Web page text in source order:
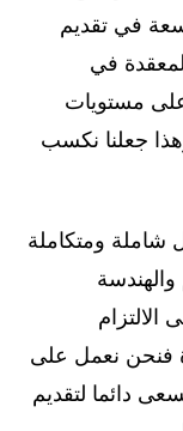
في تقديم
في
مستويات
جعلنا نكسب
ومتكاملة
الالتزام
فنحن نعمل على
دائما لتقديم